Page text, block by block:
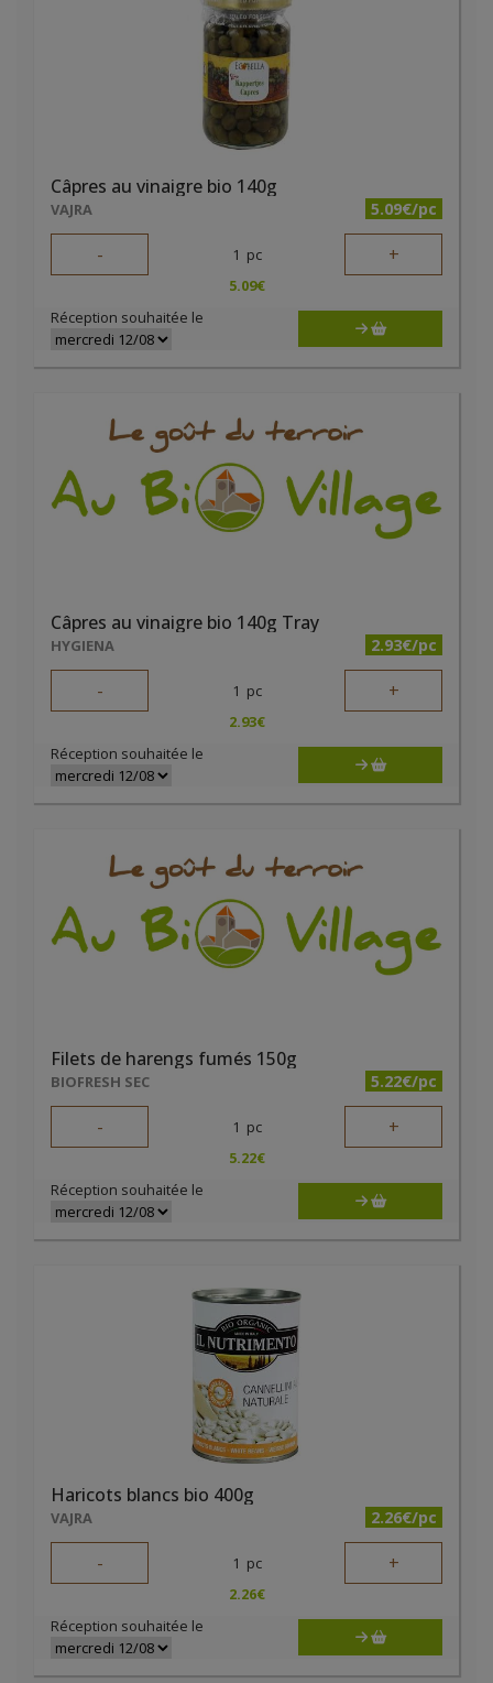
Câpres au vinaigre bio 140g
VAJRA 5.09€/pc
- 1 pc +
5.09€
Réception souhaitée le
Câpres au vinaigre bio 140g Tray
HYGIENA 2.93€/pc
- 1 pc +
2.93€
Réception souhaitée le
Filets de harengs fumés 150g
BIOFRESH SEC 5.22€/pc
- 1 pc +
5.22€
Réception souhaitée le
Haricots blancs bio 400g
VAJRA 2.26€/pc
- 1 pc +
2.26€
Réception souhaitée le